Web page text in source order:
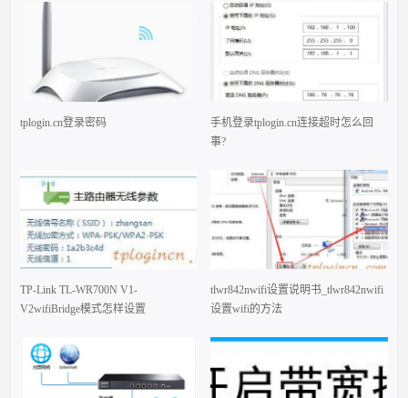
tplogin.cn登录密码
手机登录tplogin.cn连接超时怎么回
事?
TP-Link TL-WR700N V1-
V2wifiBridge模式怎样设置
tlwr842nwifi设置说明书_tlwr842nwifi
设置wifi的方法